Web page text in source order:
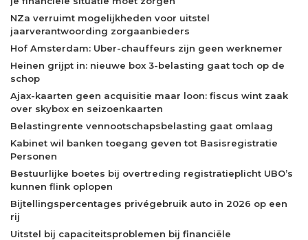
NZa verruimt mogelijkheden voor uitstel
jaarverantwoording zorgaanbieders
Hof Amsterdam: Uber-chauffeurs zijn geen werknemer
Heinen grijpt in: nieuwe box 3-belasting gaat toch op de
schop
Ajax-kaarten geen acquisitie maar loon: fiscus wint zaak
over skybox en seizoenkaarten
Belastingrente vennootschapsbelasting gaat omlaag
Kabinet wil banken toegang geven tot Basisregistratie
Personen
Bestuurlijke boetes bij overtreding registratieplicht UBO’s
kunnen flink oplopen
Bijtellingspercentages privégebruik auto in 2026 op een
rij
Uitstel bij capaciteitsproblemen bij financiële